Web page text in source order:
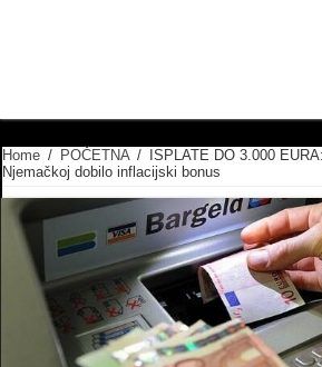
Home / POČETNA /
ISPLATE DO 3.000
Njemačkoj dobilo inflacijski bonus